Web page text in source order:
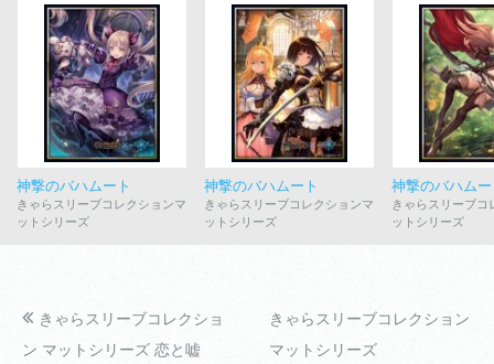
神撃のバハムート
きゃらスリーブコレクションマ
ットシリーズ
神撃のバハムート
きゃらスリーブコレクションマ
ットシリーズ
神撃のバハム
きゃらスリーブコ
ットシリーズ
きゃらスリーブコレクショ
ン マットシリーズ 恋と嘘
きゃらスリーブコレクション
マットシリーズ